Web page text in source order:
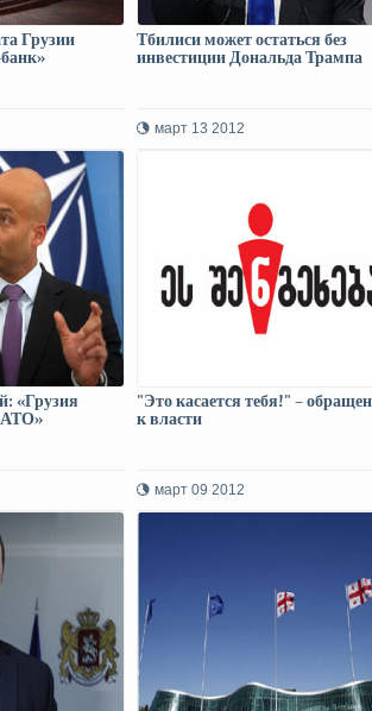
Грузии
Тбилиси может остаться без
инвестиции Дональда Трампа
март 13 2012
«Грузия
"Это касается тебя!" –
к власти
март 09 2012